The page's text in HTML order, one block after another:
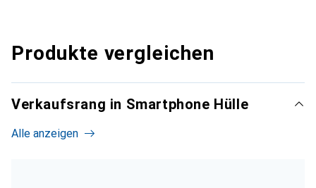
Produkte vergleichen
Verkaufsrang in Smartphone Hülle
Alle anzeigen